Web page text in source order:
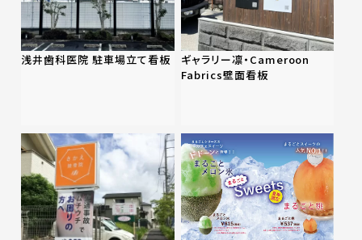
浅井歯科医院 駐車場立て看板
ギャラリー凛・Cameroon
Fabrics壁面看板